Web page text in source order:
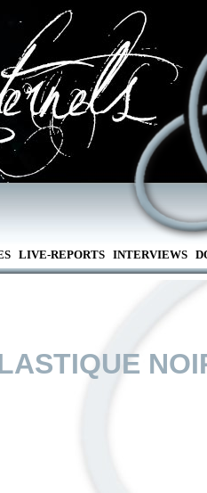
LIVE-REPORTS INTERVIEWS